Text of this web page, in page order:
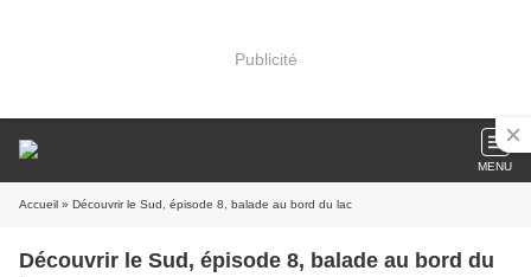
Publicité
MENU
Accueil » Découvrir le Sud, épisode 8, balade au bord du lac
Découvrir le Sud, épisode 8, balade au bord du